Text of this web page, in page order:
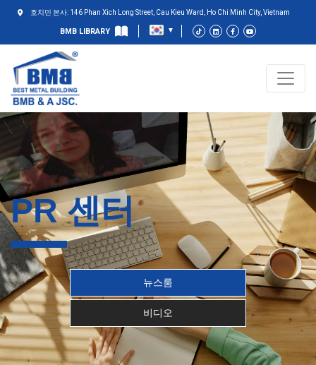
호치민 본사: 146 Phan Xich Long Street, Cau Kieu Ward, Ho Chi Minh City, Vietnam
BMB LIBRARY
PR 센터
뉴스룸
비디오